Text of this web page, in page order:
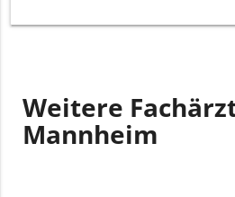
Weitere
Mannheim